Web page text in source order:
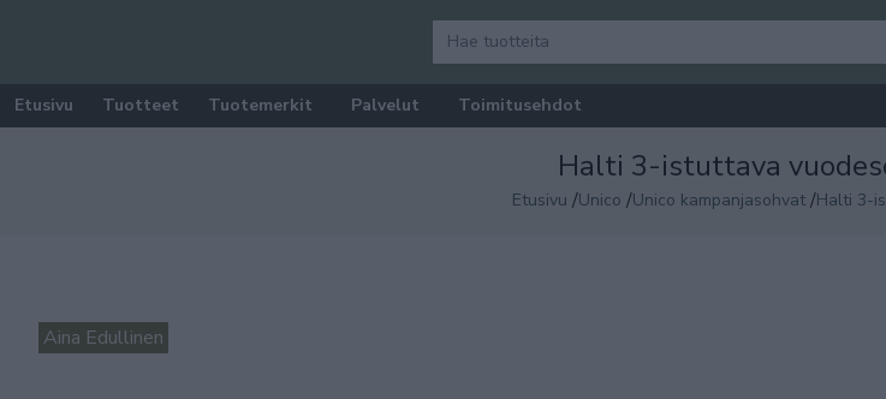
Etusivu Tuotteet Tuotemerkit Palvelut Toimitusehdot
Halti 3-istuttava
Etusivu /Unico /Unico kampanjasohvat /Halti 3-
Aina Edullinen